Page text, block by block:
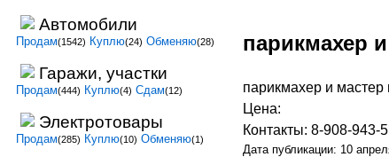
парикмахер
парикмахер и
Цена:
Контакты: 8-908-943-
Дата публикации: 10
Автомобили
Продам(1542) Куплю(24) Обменяю(28)
Гаражи, участки
Продам(444) Куплю(4) Сдам(12)
Электротовары
Продам(285) Куплю(10) Обменяю(1)